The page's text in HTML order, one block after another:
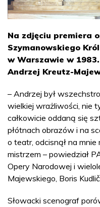
Na zdjęciu premiera
Szymanowskiego
w Warszawie w
Andrzej Kreutz-
– Andrzej był
wielkiej wrażliwości, nie
całkowicie oddaną się
płótnach obrazów i na
o teatr, odcisnął na
mistrzem – powiedział
Opery Narodowej i
Majewskiego, Boris
Słowacki scenograf